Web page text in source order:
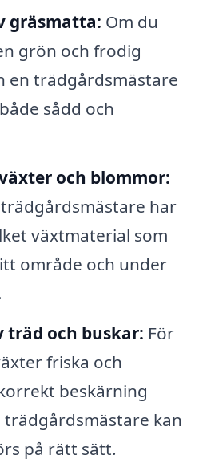
gräsmatta: Om du
grön och frodig
en trädgårdsmästare
sådd och
och blommor:
har
växtmaterial som
område och under
träd och buskar: För
friska och
beskärning
trädgårdsmästare kan
på rätt sätt.